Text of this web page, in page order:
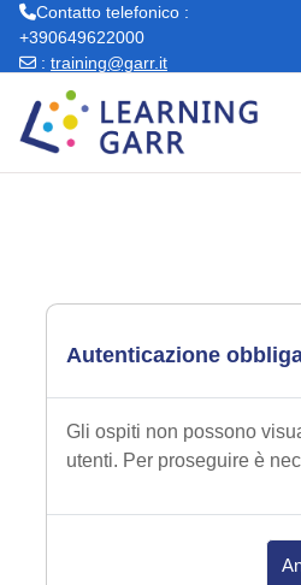
Contatto telefonico :
+390649622000
: training@garr.it
Autenticazione
Gli ospiti non possono
utenti. Per proseguire è